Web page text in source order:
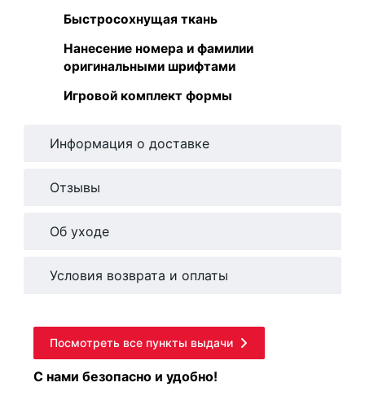
Быстросохнущая ткань
Нанесение номера и фамилии
оригинальными шрифтами
Игровой комплект формы
Информация о доставке
Отзывы
Об уходе
Условия возврата и оплаты
Посмотреть все пункты выдачи
С нами безопасно и удобно!